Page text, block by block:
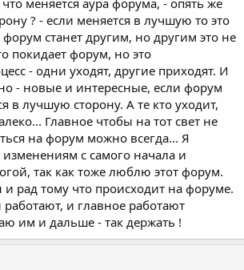
меняется аура форума, - опять же
? - если меняется в лучшую то это
станет другим, но другим это не
покидает форум, но это
- одни уходят, другие приходят. И
- новые и интересные, если форум
в лучшую сторону. А те кто уходит,
Главное чтобы на тот свет не
на форум можно всегда... Я
изменениям с самого начала и
так как тоже люблю этот форум.
и рад тому что происходит на форуме.
и главное работают
им и дальше - так держать !